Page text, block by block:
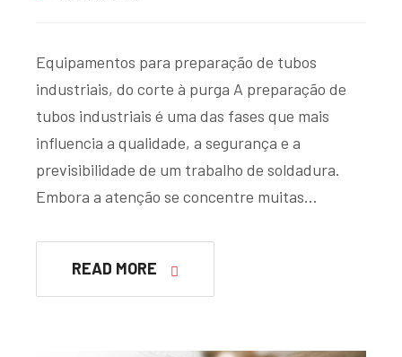
Equipamentos para preparação de tubos
industriais, do corte à purga A preparação de
tubos industriais é uma das fases que mais
influencia a qualidade, a segurança e a
previsibilidade de um trabalho de soldadura.
Embora a atenção se concentre muitas…
READ MORE